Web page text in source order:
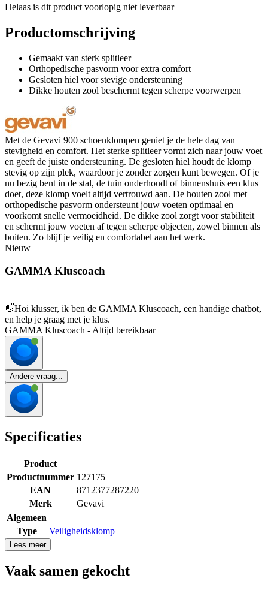
Helaas is dit product voorlopig niet leverbaar
Productomschrijving
Gemaakt van sterk splitleer
Orthopedische pasvorm voor extra comfort
Gesloten hiel voor stevige ondersteuning
Dikke houten zool beschermt tegen scherpe voorwerpen
Met de Gevavi 900 schoenklompen geniet je de hele dag van
stevigheid en comfort. Het sterke splitleer vormt zich naar jouw voet
en geeft de juiste ondersteuning. De gesloten hiel houdt de klomp
stevig op zijn plek, waardoor je zonder zorgen kunt bewegen. Of je
nu bezig bent in de stal, de tuin onderhoudt of binnenshuis een klus
doet, deze klomp voelt altijd vertrouwd aan. De houten zool met
orthopedische pasvorm ondersteunt jouw voeten optimaal en
voorkomt snelle vermoeidheid. De dikke zool zorgt voor stabiliteit
en schermt jouw voeten af tegen scherpe objecten, zowel binnen als
buiten. Zo blijf je veilig en comfortabel aan het werk.
Nieuw
GAMMA Kluscoach
👋Hoi klusser, ik ben de GAMMA Kluscoach, een handige chatbot,
en help je graag met je klus.
GAMMA Kluscoach - Altijd bereikbaar
Andere vraag...
Specificaties
Product
Productnummer 127175
EAN
8712377287220
Merk
Gevavi
Algemeen
Type
Veiligheidsklomp
Lees meer
Vaak samen gekocht